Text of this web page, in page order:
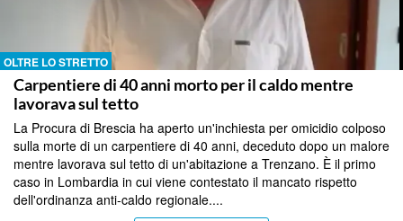
OLTRE LO STRETTO
Carpentiere di 40 anni morto per il caldo mentre
lavorava sul tetto
La Procura di Brescia ha aperto un'inchiesta per omicidio colposo
sulla morte di un carpentiere di 40 anni, deceduto dopo un malore
mentre lavorava sul tetto di un'abitazione a Trenzano. È il primo
caso in Lombardia in cui viene contestato il mancato rispetto
dell'ordinanza anti-caldo regionale....